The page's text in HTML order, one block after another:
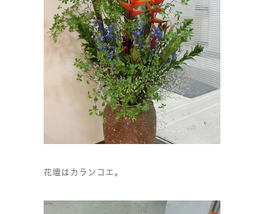
花壇はカランコエ。